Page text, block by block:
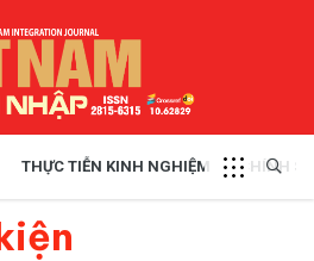
THỰC TIỄN KINH NGHIỆM CHÍNH